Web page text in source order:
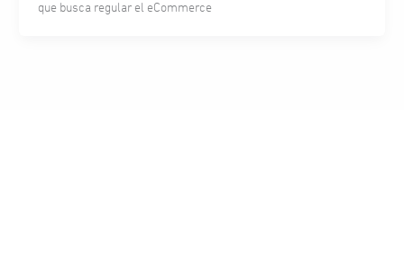
que busca regular el eCommerce